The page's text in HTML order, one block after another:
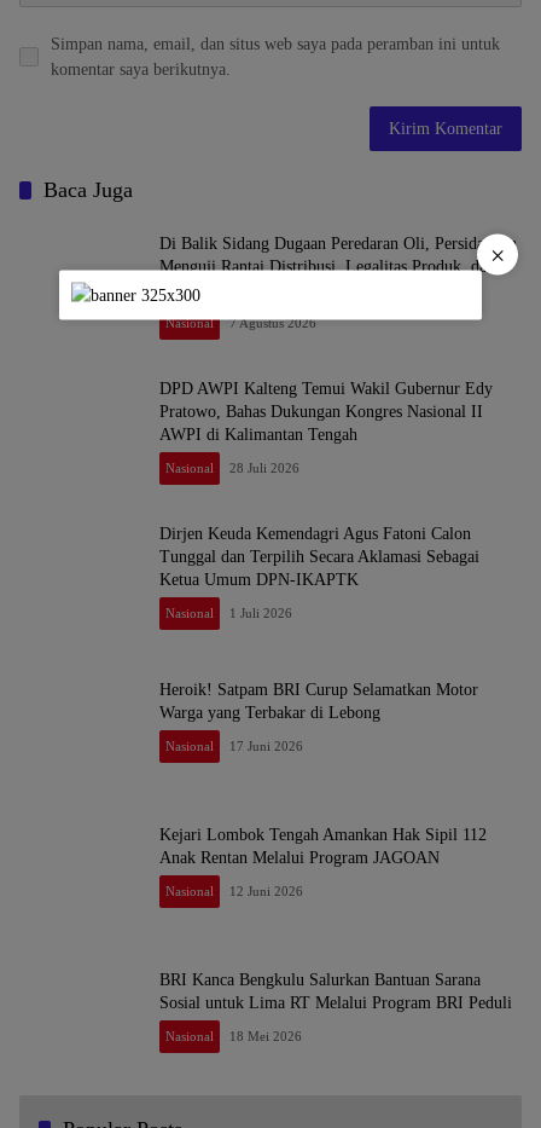
Simpan nama, email, dan situs web saya pada peramban ini untuk
komentar saya berikutnya.
Baca Juga
Di Balik Sidang Dugaan Peredaran Oli, Persidangan
Menguji Rantai Distribusi, Legalitas Produk, dan
Hak Terdakwa atas Layanan Medis
Nasional 7 Agustus 2026
DPD AWPI Kalteng Temui Wakil Gubernur Edy
Pratowo, Bahas Dukungan Kongres Nasional II
AWPI di Kalimantan Tengah
Nasional 28 Juli 2026
Dirjen Keuda Kemendagri Agus Fatoni Calon
Tunggal dan Terpilih Secara Aklamasi Sebagai
Ketua Umum DPN-IKAPTK
Nasional 1 Juli 2026
Heroik! Satpam BRI Curup Selamatkan Motor
Warga yang Terbakar di Lebong
Nasional 17 Juni 2026
Kejari Lombok Tengah Amankan Hak Sipil 112
Anak Rentan Melalui Program JAGOAN
Nasional 12 Juni 2026
BRI Kanca Bengkulu Salurkan Bantuan Sarana
Sosial untuk Lima RT Melalui Program BRI Peduli
Nasional 18 Mei 2026
×